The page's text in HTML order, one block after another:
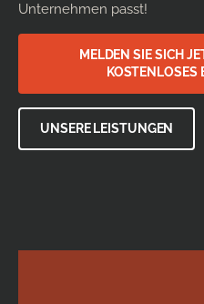
Unternehmen passt!
MELDEN SIE SICH
KOSTENLOSES
UNSERE LEISTUNGEN